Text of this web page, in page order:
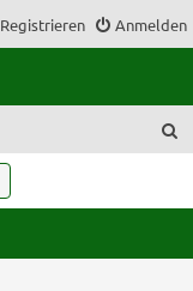
Anmelden
Registrieren